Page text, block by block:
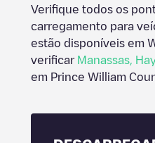
Verifique todos os
carregamento para
estão disponíveis em
verificar Manassas
em Prince William